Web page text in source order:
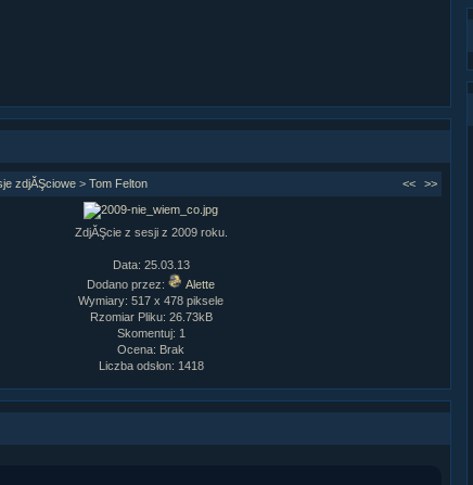
zdjĂŞciowe> Tom Felton << >>
ZdjĂŞcie z sesji z 2009 roku.
Data: 25.03.13
Dodano przez:
Alette
Wymiary: 517 x 478 piksele
Rzomiar Pliku: 26.73kB
Skomentuj: 1
Ocena: Brak
Liczba odsłon: 1418